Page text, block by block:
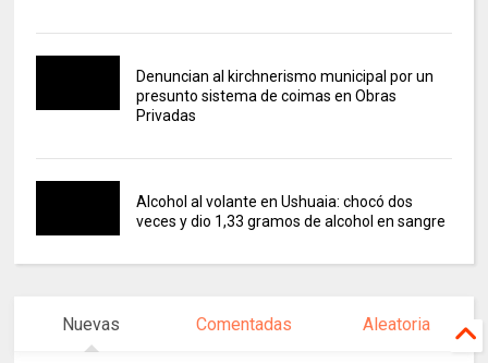
Denuncian al kirchnerismo municipal por un
presunto sistema de coimas en Obras
Privadas
Alcohol al volante en Ushuaia: chocó dos
veces y dio 1,33 gramos de alcohol en sangre
Nuevas Comentadas Aleatoria